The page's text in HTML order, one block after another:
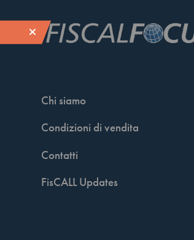
Chi siamo
Condizioni di vendita
Contatti
FisCALL Updates